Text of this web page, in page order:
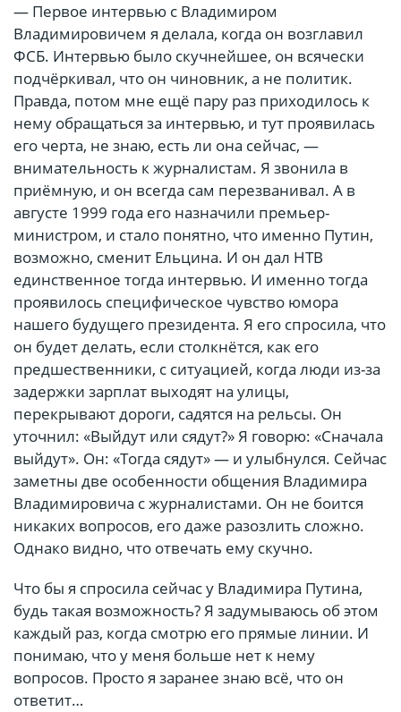
— Первое интервью с Владимиром
Владимировичем я делала, когда он возглавил
ФСБ. Интервью было скучнейшее, он всячески
подчёркивал, что он чиновник, а не политик.
Правда, потом мне ещё пару раз приходилось к
нему обращаться за интервью, и тут проявилась
его черта, не знаю, есть ли она сейчас, —
внимательность к журналистам. Я звонила в
приёмную, и он всегда сам перезванивал. А в
августе 1999 года его назначили премьер-
министром, и стало понятно, что именно Путин,
возможно, сменит Ельцина. И он дал НТВ
единственное тогда интервью. И именно тогда
проявилось специфическое чувство юмора
нашего будущего президента. Я его спросила, что
он будет делать, если столкнётся, как его
предшественники, с ситуацией, когда люди из-за
задержки зарплат выходят на улицы,
перекрывают дороги, садятся на рельсы. Он
уточнил: «Выйдут или сядут?» Я говорю: «Сначала
выйдут». Он: «Тогда сядут» — и улыбнулся. Сейчас
заметны две особенности общения Владимира
Владимировича с журналистами. Он не боится
никаких вопросов, его даже разозлить сложно.
Однако видно, что отвечать ему скучно.
Что бы я спросила сейчас у Владимира Путина,
будь такая возможность? Я задумываюсь об этом
каждый раз, когда смотрю его прямые линии. И
понимаю, что у меня больше нет к нему
вопросов. Просто я заранее знаю всё, что он
ответит…